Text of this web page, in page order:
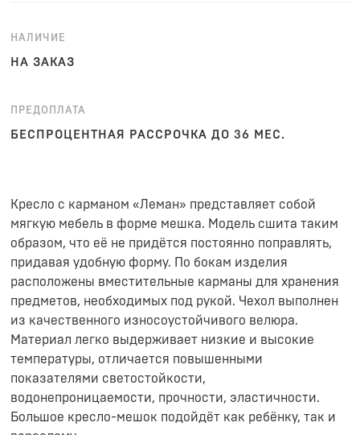
НАЛИЧИЕ
НА ЗАКАЗ
ПРЕДОПЛАТА
БЕСПРОЦЕНТНАЯ РАССРОЧКА ДО 36 МЕС.
Кресло с карманом «Леман» представляет собой
мягкую мебель в форме мешка. Модель сшита таким
образом, что её не придётся постоянно поправлять,
придавая удобную форму. По бокам изделия
расположены вместительные карманы для хранения
предметов, необходимых под рукой. Чехол выполнен
из качественного износоустойчивого велюра.
Материал легко выдерживает низкие и высокие
температуры, отличается повышенными
показателями светостойкости,
водонепроницаемости, прочности, эластичности.
Большое кресло-мешок подойдёт как ребёнку, так и